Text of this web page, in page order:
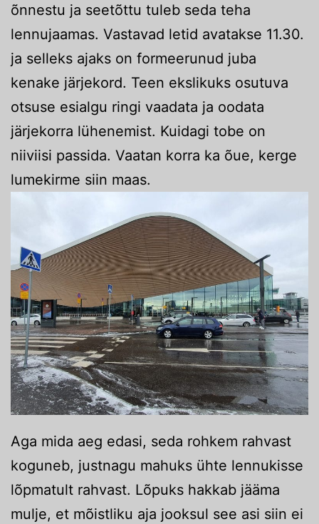
õnnestu ja seetõttu tuleb seda teha
lennujaamas. Vastavad letid avatakse 11.30.
ja selleks ajaks on formeerunud juba
kenake järjekord. Teen ekslikuks osutuva
otsuse esialgu ringi vaadata ja oodata
järjekorra lühenemist. Kuidagi tobe on
niiviisi passida. Vaatan korra ka õue, kerge
lumekirme siin maas.
Aga mida aeg edasi, seda rohkem rahvast
koguneb, justnagu mahuks ühte lennukisse
lõpmatult rahvast. Lõpuks hakkab jääma
mulje, et mõistliku aja jooksul see asi siin ei